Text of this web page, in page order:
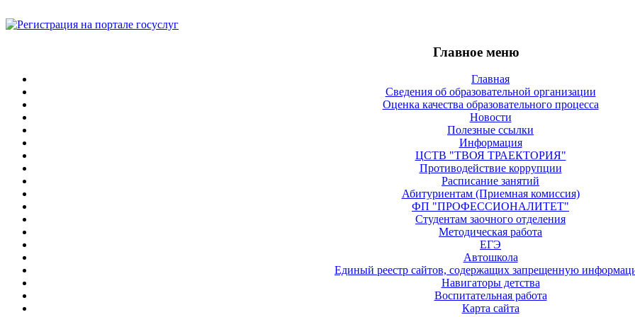
Главное меню
Главная
Сведения об образовательной организации
Оценка качества образовательного процесса
Новости
Полезные ссылки
Информация
ЦСТВ "ТВОЯ ТРАЕКТОРИЯ"
Противодействие коррупции
Расписание занятий
Абитуриентам (Приемная комиссия)
ФП "ПРОФЕССИОНАЛИТЕТ"
Студентам заочного отделения
Методическая работа
ЕГЭ
Автошкола
Единый реестр сайтов, содержащих запрещенную
Навигаторы детства
Воспитательная работа
Карта сайта